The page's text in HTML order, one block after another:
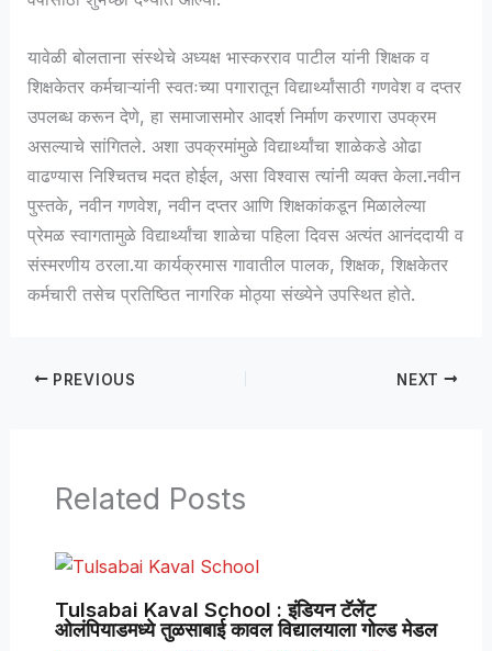
यावेळी बोलताना संस्थेचे अध्यक्ष भास्करराव पाटील यांनी शिक्षक व
शिक्षकेतर कर्मचाऱ्यांनी स्वतःच्या पगारातून विद्यार्थ्यांसाठी गणवेश व दप्तर
उपलब्ध करून देणे, हा समाजासमोर आदर्श निर्माण करणारा उपक्रम
असल्याचे सांगितले. अशा उपक्रमांमुळे विद्यार्थ्यांचा शाळेकडे ओढा
वाढण्यास निश्चितच मदत होईल, असा विश्वास त्यांनी व्यक्त केला.नवीन
पुस्तके, नवीन गणवेश, नवीन दप्तर आणि शिक्षकांकडून मिळालेल्या
प्रेमळ स्वागतामुळे विद्यार्थ्यांचा शाळेचा पहिला दिवस अत्यंत आनंददायी व
संस्मरणीय ठरला.या कार्यक्रमास गावातील पालक, शिक्षक, शिक्षकेतर
कर्मचारी तसेच प्रतिष्ठित नागरिक मोठ्या संख्येने उपस्थित होते.
PREVIOUS NEXT
Related Posts
Tulsabai Kaval School : इंडियन टॅलेंट
ओलंपियाडमध्ये तुळसाबाई कावल विद्यालयाला गोल्ड मेडल